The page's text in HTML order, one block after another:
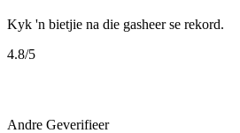
Kyk 'n bietjie na die gasheer se rekord.
4.8/5
Andre Geverifieer